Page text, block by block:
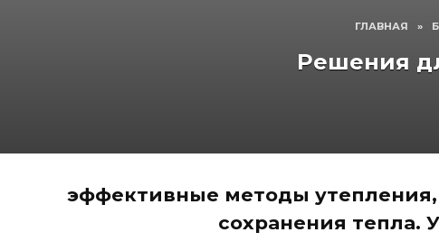
ГЛАВНАЯ »
Решения
эффективные методы
сохранения тепла.